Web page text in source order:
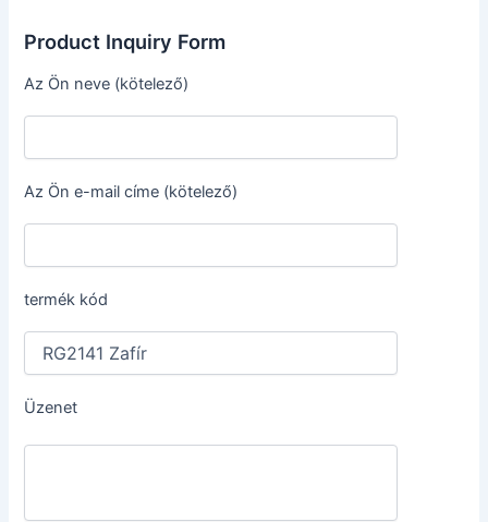
Product Inquiry Form
Az Ön neve (kötelező)
Az Ön e-mail címe (kötelező)
termék kód
Üzenet